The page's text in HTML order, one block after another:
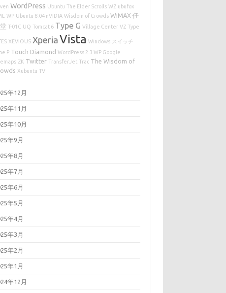
WordPress Ubuntu The Elder Scrolls WZ ubufox
WP Ubuntu 8.04 nVIDIA Wisdom of Crowds WiMAX 任
T-01C UQ Tomcat 6 Type G Village Center VZ Type
XEVIOUS Xperia Vista Windows スイッチ
P Touch Diamond WordPress 2.3 WP Google
ZK Twitter TransferJet Trac The Wisdom of
Xubuntu TV
年12月
年11月
年10月
年9月
年8月
年7月
年6月
年5月
年4月
年3月
年2月
年1月
年12月